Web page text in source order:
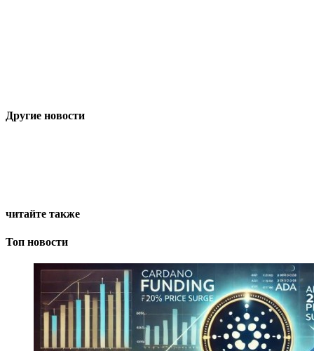
Другие новости
читайте также
Топ новости